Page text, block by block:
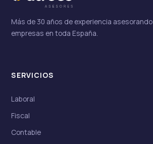
Más de 30 años de experiencia asesorando
empresas en toda España.
SERVICIOS
Laboral
Fiscal
Contable